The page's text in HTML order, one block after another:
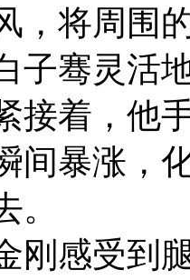
，将周围
子骞灵活
接着，他
间暴涨，
。
刚感受到